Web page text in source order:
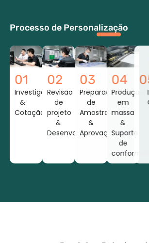
Processo de Personalização
01
Investigação
&
Cotação
02
Revisão
de
projeto
&
Desenvolvimento
03
Preparação
de
Amostras
&
Aprovação
04
Produção
em
massa
&
Suporte
de